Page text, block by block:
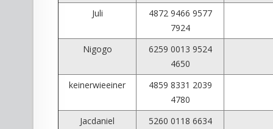
Juli
4872 9466 9577
7924
Nigogo
6259 0013 9524
4650
keinerwieeiner
4859 8331 2039
4780
Jacdaniel
5260 0118 6634